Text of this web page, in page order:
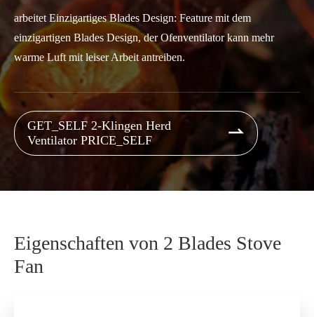
arbeitet Einzigartiges Blades Design: Feature mit dem
einzigartigen Blades Design, der Ofenventilator kann mehr
warme Luft mit leiser Arbeit antreiben.
GET_SELF 2-Klingen Herd
Ventilator PRICE_SELF

Eigenschaften von 2 Blades Stove
Fan